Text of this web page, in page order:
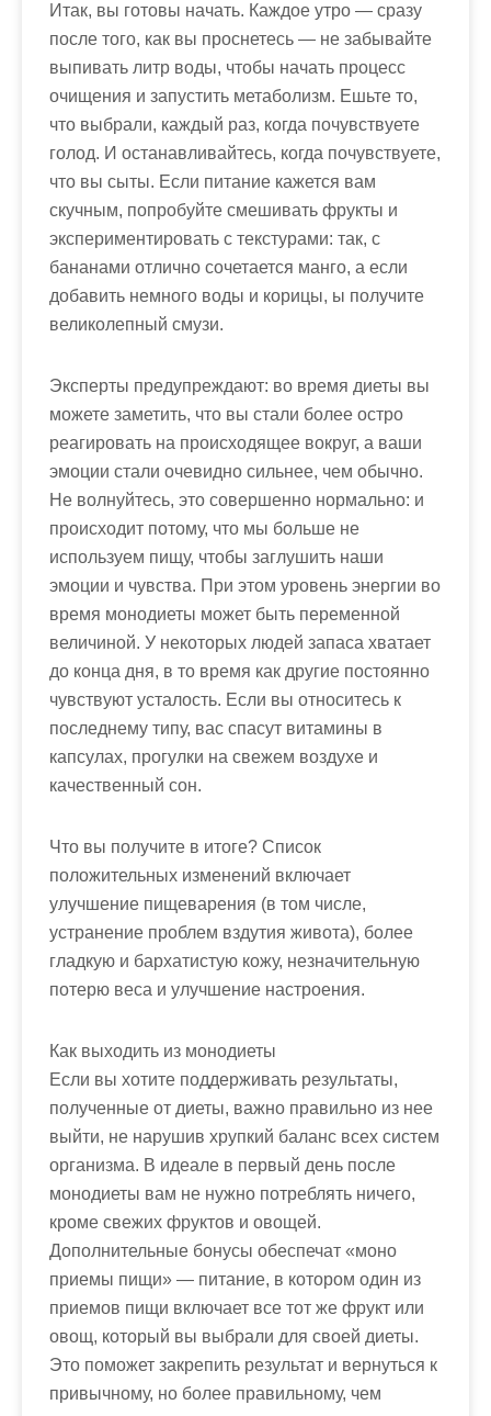
Итак, вы готовы начать. Каждое утро — сразу
после того, как вы проснетесь — не забывайте
выпивать литр воды, чтобы начать процесс
очищения и запустить метаболизм. Ешьте то,
что выбрали, каждый раз, когда почувствуете
голод. И останавливайтесь, когда почувствуете,
что вы сыты. Если питание кажется вам
скучным, попробуйте смешивать фрукты и
экспериментировать с текстурами: так, с
бананами отлично сочетается манго, а если
добавить немного воды и корицы, ы получите
великолепный смузи.
Эксперты предупреждают: во время диеты вы
можете заметить, что вы стали более остро
реагировать на происходящее вокруг, а ваши
эмоции стали очевидно сильнее, чем обычно.
Не волнуйтесь, это совершенно нормально: и
происходит потому, что мы больше не
используем пищу, чтобы заглушить наши
эмоции и чувства. При этом уровень энергии во
время монодиеты может быть переменной
величиной. У некоторых людей запаса хватает
до конца дня, в то время как другие постоянно
чувствуют усталость. Если вы относитесь к
последнему типу, вас спасут витамины в
капсулах, прогулки на свежем воздухе и
качественный сон.
Что вы получите в итоге? Список
положительных изменений включает
улучшение пищеварения (в том числе,
устранение проблем вздутия живота), более
гладкую и бархатистую кожу, незначительную
потерю веса и улучшение настроения.
Как выходить из монодиеты
Если вы хотите поддерживать результаты,
полученные от диеты, важно правильно из нее
выйти, не нарушив хрупкий баланс всех систем
организма. В идеале в первый день после
монодиеты вам не нужно потреблять ничего,
кроме свежих фруктов и овощей.
Дополнительные бонусы обеспечат «моно
приемы пищи» — питание, в котором один из
приемов пищи включает все тот же фрукт или
овощ, который вы выбрали для своей диеты.
Это поможет закрепить результат и вернуться к
привычному, но более правильному, чем